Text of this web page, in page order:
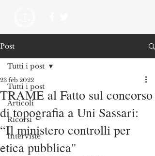
Post
Tutti i post
Articoli
Ricorsi
Interviste
Tutti i post
TRAME al Fatto sul concorso
di topografia a Uni Sassari:
“Il ministero controlli per
etica pubblica"
23 feb 2022